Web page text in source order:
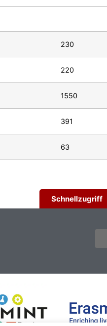
230
220
1550
391
63
Schnellzugriff